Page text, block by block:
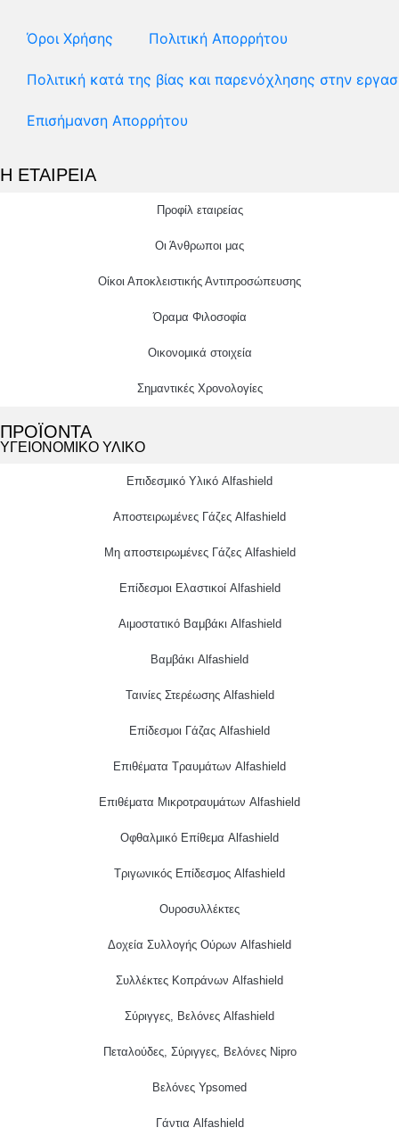
Όροι Χρήσης Πολιτική Απορρήτου
Πολιτική κατά της βίας και παρενόχλησης στην
Επισήμανση Απορρήτου
Η ΕΤΑΙΡΕΙΑ
Προφίλ εταιρείας
Οι Άνθρωποι μας
Οίκοι Αποκλειστικής Αντιπροσώπευσης
Όραμα Φιλοσοφία
Οικονομικά στοιχεία
Σημαντικές Χρονολογίες
ΠΡΟΪΟΝΤΑ
ΥΓΕΙΟΝΟΜΙΚΟ ΥΛΙΚΟ
Επιδεσμικό Υλικό Alfashield
Αποστειρωμένες Γάζες Alfashield
Μη αποστειρωμένες Γάζες Alfashield
Επίδεσμοι Ελαστικοί Alfashield
Αιμοστατικό Βαμβάκι Alfashield
Βαμβάκι Alfashield
Ταινίες Στερέωσης Alfashield
Επίδεσμοι Γάζας Alfashield
Επιθέματα Τραυμάτων Alfashield
Επιθέματα Μικροτραυμάτων Alfashield
Οφθαλμικό Eπίθεμα Alfashield
Τριγωνικός Επίδεσμος Alfashield
Ουροσυλλέκτες
Δοχεία Συλλογής Ούρων Alfashield
Συλλέκτες Κοπράνων Alfashield
Σύριγγες, Βελόνες Alfashield
Πεταλούδες, Σύριγγες, Βελόνες Nipro
Βελόνες Ypsomed
Γάντια Alfashield